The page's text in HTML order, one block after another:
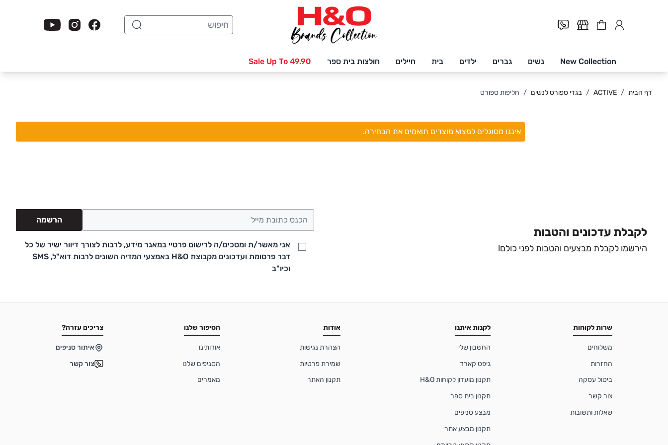
Cart חיפוש
New Collection נשים גברים ילדים בית חיילים חולצות בית ספר
Sale Up To 49.90
דף הבית /
ACTIVE
/ בגדי ספורט לנשים / חליפות ספורט
איננו מסוגלים למצוא מוצרים תואמים את הבחירה.
לקבלת עדכונים והטבות
הירשמו לקבלת מבצעים והטבות לפני כולם!
הרשמה
אני מאשר/ת ומסכים/ה לרישום פרטיי במאגר מידע, לרבות לצורך דיוור ישיר של כל
דבר פרסומת ועדכונים מקבוצת H&O באמצעי המדיה השונים לרבות דוא"ל, SMS
וכיו"ב
שרות לקוחות
משלוחים
החזרות
ביטול עסקה
צור קשר
שאלות ותשובות
לקנות איתנו
החשבון שלי
גיפט קארד
תקנון מועדון לקוחות H&O
תקנון בית ספר
מבצע סניפים
תקנון מבצע אתר
אודות
הצהרת נגישות
שמירת פרטיות
תקנון האתר
הסיפור שלנו
אודותינו
הסניפים שלנו
מאמרים
צריכים עזרה?
איתור סניפים
צור קשר